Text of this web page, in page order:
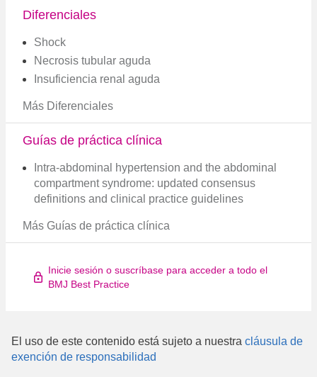
Diferenciales
Shock
Necrosis tubular aguda
Insuficiencia renal aguda
Más Diferenciales
Guías de práctica clínica
Intra-abdominal hypertension and the abdominal
compartment syndrome: updated consensus
definitions and clinical practice guidelines
Más Guías de práctica clínica
Inicie sesión o suscríbase para acceder a todo el
BMJ Best Practice
El uso de este contenido está sujeto a nuestra cláusula de
exención de responsabilidad